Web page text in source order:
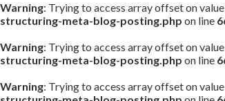
Warning: Trying to access array offset on
structuring-meta-blog-posting.php on line
Warning: Trying to access array offset on
structuring-meta-blog-posting.php on line
Warning: Trying to access array offset on